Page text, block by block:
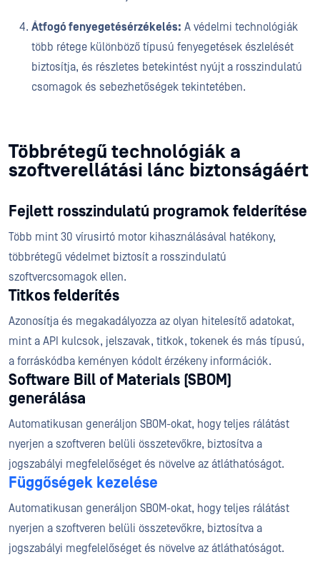
Átfogó fenyegetésérzékelés: A védelmi technológiák
több rétege különböző típusú fenyegetések észlelését
biztosítja, és részletes betekintést nyújt a rosszindulatú
csomagok és sebezhetőségek tekintetében.
Többrétegű technológiák a
szoftverellátási lánc biztonságáért
Fejlett rosszindulatú programok felderítése
Több mint 30 vírusirtó motor kihasználásával hatékony,
többrétegű védelmet biztosít a rosszindulatú
szoftvercsomagok ellen.
Titkos felderítés
Azonosítja és megakadályozza az olyan hitelesítő adatokat,
mint a API kulcsok, jelszavak, titkok, tokenek és más típusú,
a forráskódba keményen kódolt érzékeny információk.
Software Bill of Materials (SBOM)
generálása
Automatikusan generáljon SBOM-okat, hogy teljes rálátást
nyerjen a szoftveren belüli összetevőkre, biztosítva a
jogszabályi megfelelőséget és növelve az átláthatóságot.
Függőségek kezelése
Automatikusan generáljon SBOM-okat, hogy teljes rálátást
nyerjen a szoftveren belüli összetevőkre, biztosítva a
jogszabályi megfelelőséget és növelve az átláthatóságot.